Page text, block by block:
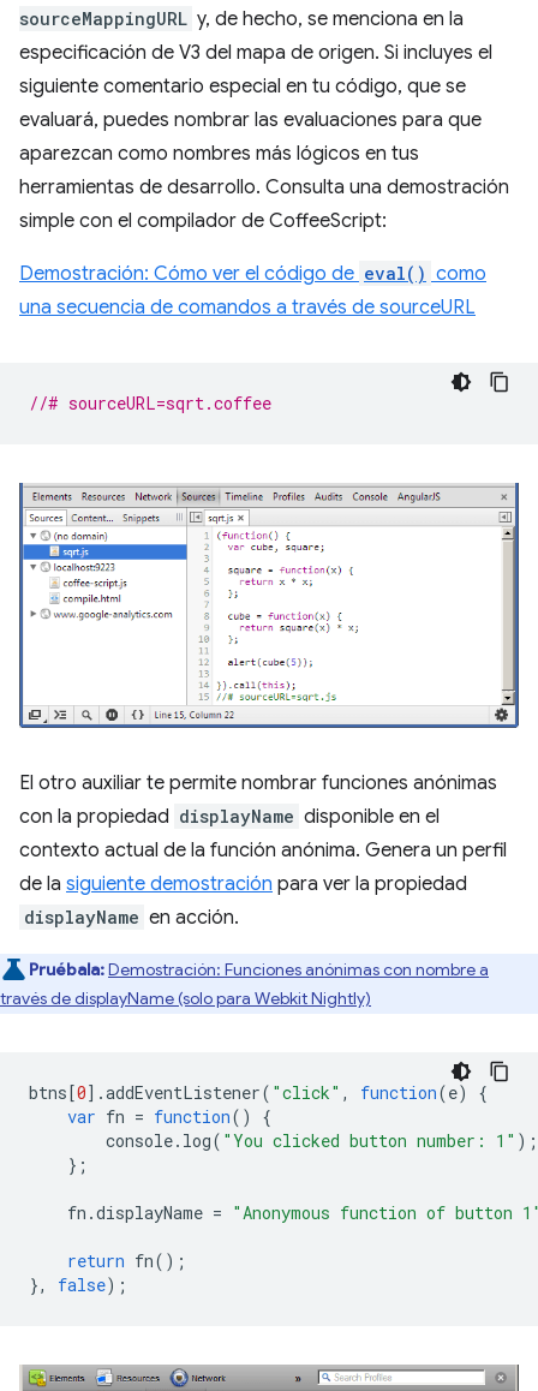
sourceMappingURL y, de hecho, se menciona en la
especificación de V3 del mapa de origen. Si incluyes el
siguiente comentario especial en tu código, que se
evaluará, puedes nombrar las evaluaciones para que
aparezcan como nombres más lógicos en tus
herramientas de desarrollo. Consulta una demostración
simple con el compilador de CoffeeScript:
Demostración: Cómo ver el código de eval() como
una secuencia de comandos a través de sourceURL
//# sourceURL=sqrt.coffee
El otro auxiliar te permite nombrar funciones anónimas
con la propiedad displayName disponible en el
contexto actual de la función anónima. Genera un perfil
de la siguiente demostración para ver la propiedad
displayName en acción.
Pruébala:Demostración: Funciones anónimas con nombre a
través de displayName (solo para Webkit Nightly)
btns[0].addEventListener( "click" , function(e)
{
var fn = function()
{
console. log( "You clicked button number: 1" );
};
fn .displayName = "Anonymous function of button
return fn();
},
false);